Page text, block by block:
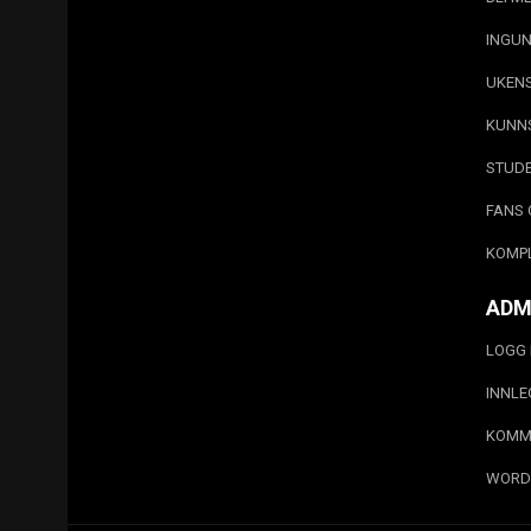
FANS
LOGG